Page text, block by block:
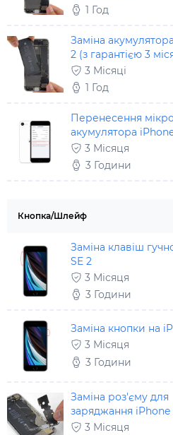
1 Год
Заміна
2 (з гарантією 3
3 Місяці
1 Год
Перенесення
акумулятора
3 Місяця
3 Години
Кнопка/Шлейф
Заміна клавіш
SE 2
3 Місяця
3 Години
Заміна кнопки на
3 Місяця
3 Години
Заміна роз'єму для
заряджання iPhone
3 Місяця